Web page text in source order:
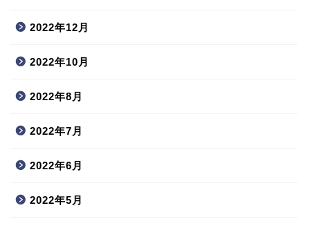
2022年12月
2022年10月
2022年8月
2022年7月
2022年6月
2022年5月